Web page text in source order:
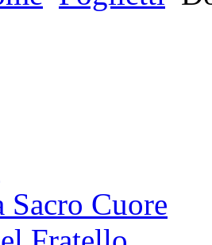
Sacro Cuore